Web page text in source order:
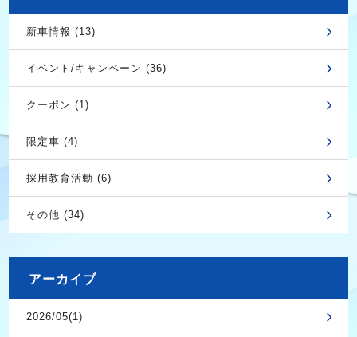
新車情報 (13)
イベント/キャンペーン (36)
クーポン (1)
限定車 (4)
採用教育活動 (6)
その他 (34)
アーカイブ
2026/05(1)